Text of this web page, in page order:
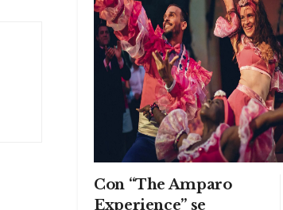
Con “The Amparo
Experience” se